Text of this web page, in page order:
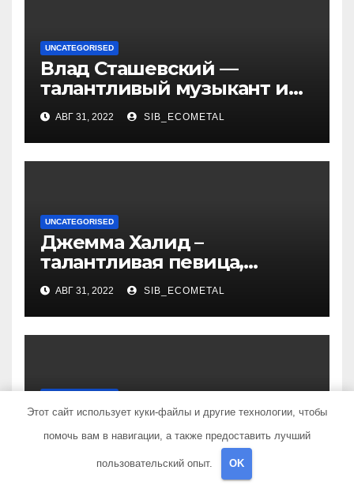
UNCATEGORISED
Влад Сташевский —
талантливый музыкант и
певец, чья биография и
личная жизнь
вдохновляют!
АВГ 31, 2022 SIB_ECOMETAL
UNCATEGORISED
Джемма Халид –
талантливая певица,
музыкант и автор песен со
смыслом
АВГ 31, 2022 SIB_ECOMETAL
Какие факторы
провоцируют образование
жировиков
АВГ 31, 2022 SIB_ECOMETAL
Этот сайт использует куки-файлы и другие технологии, чтобы
помочь вам в навигации, а также предоставить лучший
пользовательский опыт. OK